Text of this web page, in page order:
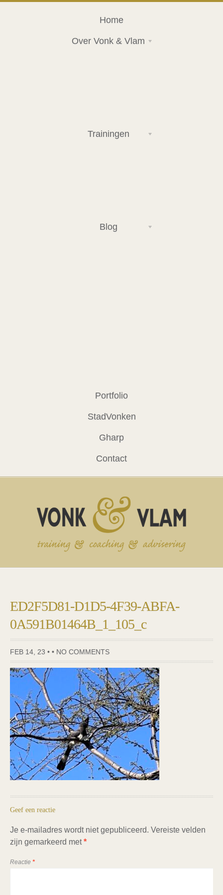
Home
Over Vonk & Vlam
Trainingen
Blog
Portfolio
StadVonken
Gharp
Contact
ED2F5D81-D1D5-4F39-ABFA-
0A591B01464B_1_105_c
FEB 14, 23 • • NO COMMENTS
Geef een reactie
Je e-mailadres wordt niet gepubliceerd. Vereiste velden
zijn gemarkeerd met*
Reactie *